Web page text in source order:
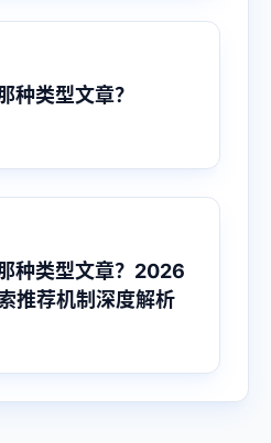
种类型文章？
种类型文章？2026
推荐机制深度解析